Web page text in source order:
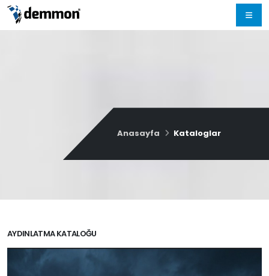
Anasayfa Kataloglar
AYDINLATMA KATALOĞU